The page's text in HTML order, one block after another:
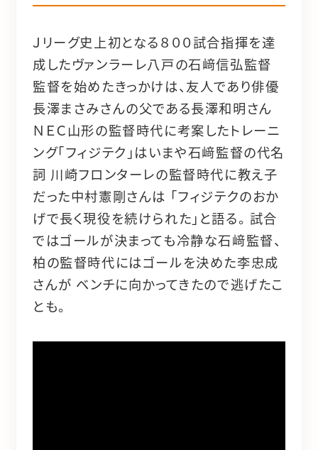
Ｊリーグ史上初となる８００試合指揮を達
成したヴァンラーレ八戸の石﨑信弘監督
監督を始めたきっかけは、友人であり俳優
長澤まさみさんの父である長澤和明さん
ＮＥＣ山形の監督時代に考案したトレーニ
ング「フィジテク」はいまや石﨑監督の代名
詞 川崎フロンターレの監督時代に教え子
だった中村憲剛さんは 「フィジテクのおか
げで長く現役を続けられた」と語る。 試合
ではゴールが決まっても冷静な石﨑監督、
柏の監督時代にはゴールを決めた李忠成
さんが ベンチに向かってきたので逃げたこ
とも。